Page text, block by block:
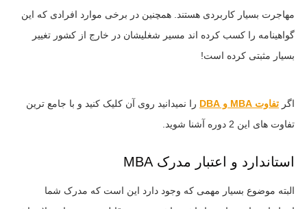
مهاجرت بسیار کاربردی هستند. همچنین در برخی موارد افرادی که این
گواهینامه را کسب کرده اند مسیر شغلیشان در خارج از کشور تغییر
بسیار مثبتی کرده است!
اگر تفاوت MBA و DBA
را نمیدانید روی آن کلیک کنید و با جامع ترین
تفاوت های این 2 دوره آشنا شوید.
استاندارد و اعتبار مدرک MBA
البته موضوع بسیار مهمی که وجود دارد این است که مدرک شما